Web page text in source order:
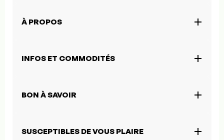
À PROPOS
INFOS ET COMMODITÉS
BON À SAVOIR
SUSCEPTIBLES DE VOUS PLAIRE